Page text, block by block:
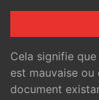
Cela signifie
est mauvaise
document